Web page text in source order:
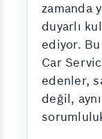
zamanda
duyarlı
ediyor.
Car
edenler,
değil,